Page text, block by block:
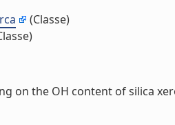
(Classe)
on the OH content of silica